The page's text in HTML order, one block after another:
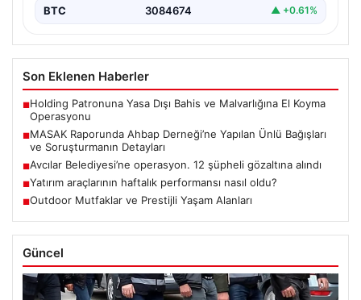
BTC 3084674 ▲ +0.61%
Son Eklenen Haberler
■Holding Patronuna Yasa Dışı Bahis ve Malvarlığına El Koyma
Operasyonu
■MASAK Raporunda Ahbap Derneği’ne Yapılan Ünlü Bağışları
ve Soruşturmanın Detayları
■Avcılar Belediyesi’ne operasyon. 12 şüpheli gözaltına alındı
■Yatırım araçlarının haftalık performansı nasıl oldu?
■Outdoor Mutfaklar ve Prestijli Yaşam Alanları
Güncel